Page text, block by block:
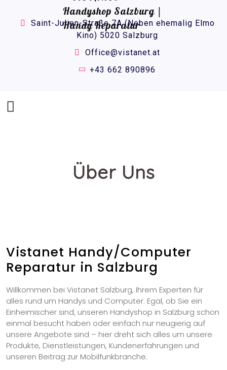
Saint-Julien-Straße 7A (Neben ehemalig Elmo
Kino) 5020 Salzburg
Office@vistanet.at
+43 662 890896
Über Uns
Vistanet Handy/Computer
Reparatur in Salzburg
Willkommen bei Vistanet Salzburg, Ihrem Experten für
alles rund um Handys und Computer. Egal, ob Sie ein
Einheimischer sind, unseren Handyshop in Salzburg schon
einmal besucht haben oder einfach nur neugierig auf
unsere Angebote sind – hier dreht sich alles um unsere
Produkte, Dienstleistungen, Kundenerfahrungen und
unseren Beitrag zur Mobilfunkbranche.